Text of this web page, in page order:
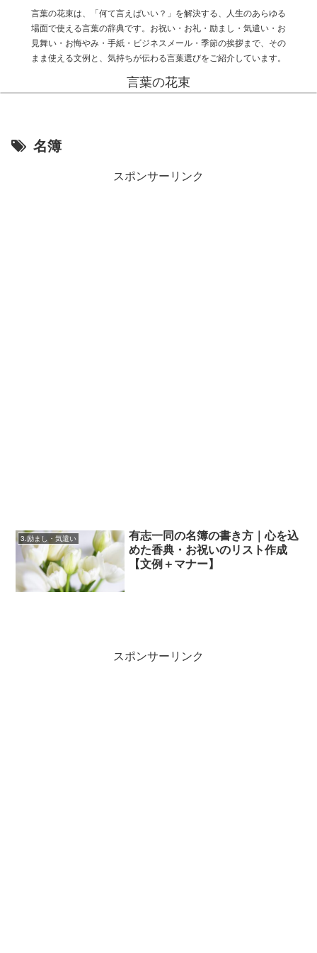
言葉の花束は、「何て言えばいい？」を解決する、人生のあらゆる
場面で使える言葉の辞典です。お祝い・お礼・励まし・気遣い・お
見舞い・お悔やみ・手紙・ビジネスメール・季節の挨拶まで、その
まま使える文例と、気持ちが伝わる言葉選びをご紹介しています。
言葉の花束
名簿
スポンサーリンク
3.励まし・気遣い
有志一同の名簿の書き方｜心を込
めた香典・お祝いのリスト作成
【文例＋マナー】
スポンサーリンク